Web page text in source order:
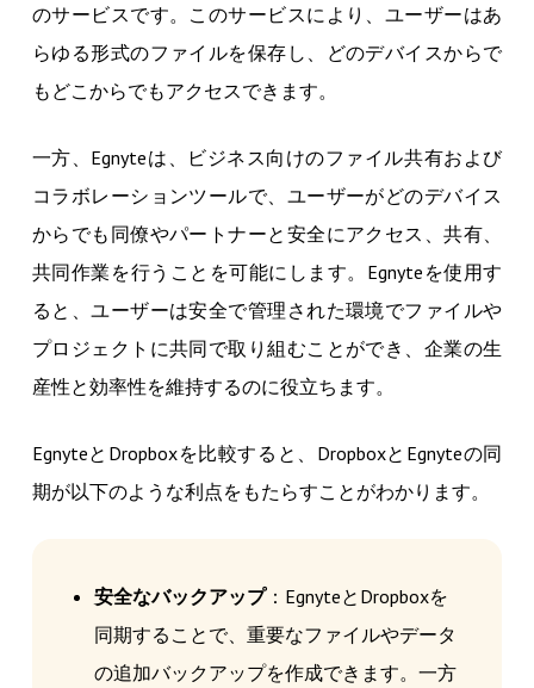
のサービスです。このサービスにより、ユーザーはあ
らゆる形式のファイルを保存し、どのデバイスからで
もどこからでもアクセスできます。
一方、Egnyteは、ビジネス向けのファイル共有および
コラボレーションツールで、ユーザーがどのデバイス
からでも同僚やパートナーと安全にアクセス、共有、
共同作業を行うことを可能にします。Egnyteを使用す
ると、ユーザーは安全で管理された環境でファイルや
プロジェクトに共同で取り組むことができ、企業の生
産性と効率性を維持するのに役立ちます。
EgnyteとDropboxを比較すると、DropboxとEgnyteの同
期が以下のような利点をもたらすことがわかります。
安全なバックアップ：EgnyteとDropboxを
同期することで、重要なファイルやデータ
の追加バックアップを作成できます。一方